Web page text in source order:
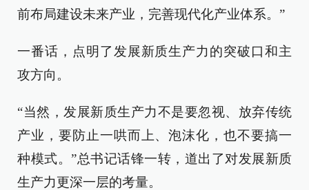
前布局建设未来产业，完善现代化产业体系。”
一番话，点明了发展新质生产力的突破口和主
攻方向。
“当然，发展新质生产力不是要忽视、放弃传统
产业，要防止一哄而上、泡沫化，也不要搞一
种模式。”总书记话锋一转，道出了对发展新质
生产力更深一层的考量。